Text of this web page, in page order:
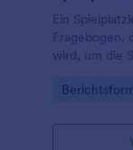
Ein
Fragebogen,
wird, um die
Go to